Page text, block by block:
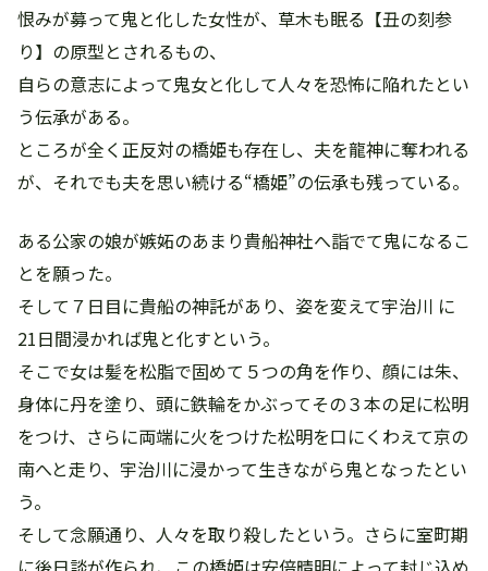
恨みが募って鬼と化した女性が、草木も眠る【丑の刻参
り】の原型とされるもの、
自らの意志によって鬼女と化して人々を恐怖に陥れたとい
う伝承がある。
ところが全く正反対の橋姫も存在し、夫を龍神に奪われる
が、それでも夫を思い続ける“橋姫”の伝承も残っている。
ある公家の娘が嫉妬のあまり貴船神社へ詣でて鬼になるこ
とを願った。
そして７日目に貴船の神託があり、姿を変えて宇治川 に
21日間浸かれば鬼と化すという。
そこで女は髪を松脂で固めて５つの角を作り、顔には朱、
身体に丹を塗り、頭に鉄輪をかぶってその３本の足に松明
をつけ、さらに両端に火をつけた松明を口にくわえて京の
南へと走り、宇治川に浸かって生きながら鬼となったとい
う。
そして念願通り、人々を取り殺したという。さらに室町期